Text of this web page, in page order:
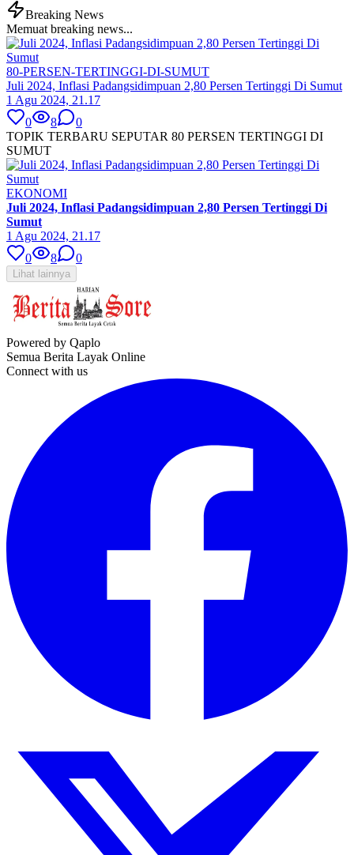
Breaking News
Memuat breaking news...
80-PERSEN-TERTINGGI-DI-SUMUT
Juli 2024, Inflasi Padangsidimpuan 2,80 Persen Tertinggi Di Sumut
1 Agu 2024, 21.17
0
8
0
TOPIK TERBARU SEPUTAR 80 PERSEN TERTINGGI DI
SUMUT
EKONOMI
Juli 2024, Inflasi Padangsidimpuan 2,80 Persen Tertinggi Di
Sumut
1 Agu 2024, 21.17
0
8 0
Lihat lainnya
Powered by Qaplo
Semua Berita Layak Online
Connect with us